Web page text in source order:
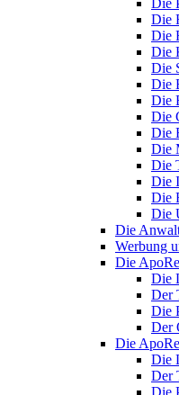
Die
Die
Die
Die
Die
Die
Die
Die
Die
Die
Die
Die
Die
Die
Die
Werbung
Die
Die
Der
Die
Der
Die
Die
Der
Die